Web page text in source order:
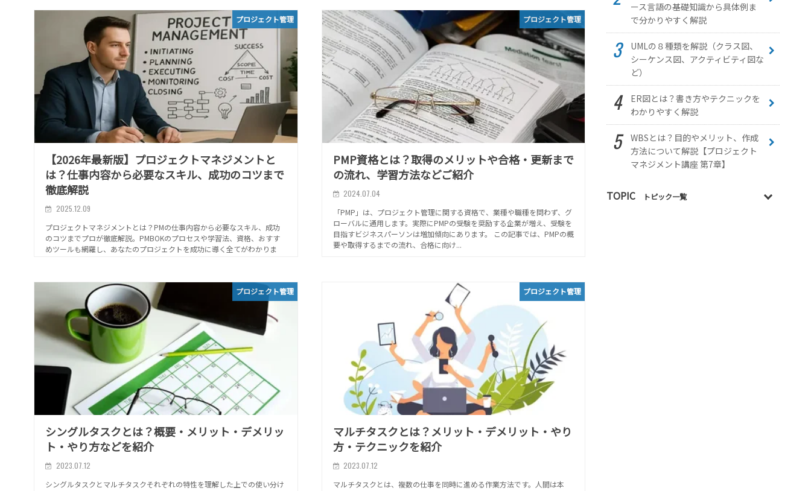
プロジェクト管理
【2026年最新版】プロジェクトマネジメントと
は？仕事内容から必要なスキル、成功のコツまで
徹底解説
2025.12.09
プロジェクトマネジメントとは？PMの仕事内容から必要なスキル、成功
のコツまでプロが徹底解説。PMBOKのプロセスや学習法、資格、おすす
めツールも網羅し、あなたのプロジェクトを成功に導く全てがわかりま
プロジェクト管理
PMP資格とは？取得のメリットや合格・更新まで
の流れ、学習方法などご紹介
2024.07.04
「PMP」は、プロジェクト管理に関する資格で、業種や職種を問わず、グ
ローバルに通用します。実際にPMPの受験を奨励する企業が増え、受験を
目指すビジネスパーソンは増加傾向にあります。 この記事では、PMPの概
要や取得するまでの流れ、合格に向け...
プロジェクト管理
シングルタスクとは？概要・メリット・デメリッ
ト・やり方などを紹介
2023.07.12
シングルタスクとマルチタスクそれぞれの特性を理解した上での使い分け
プロジェクト管理
マルチタスクとは？メリット・デメリット・やり
方・テクニックを紹介
2023.07.12
マルチタスクとは、複数の仕事を同時に進める作業方法です。人間は本
ース言語の基礎知識から具体例ま
で分かりやすく解説
UMLの８種類を解説（クラス図、
シーケンス図、アクティビティ図な
ど）
ER図とは？書き方やテクニックを
わかりやすく解説
WBSとは？目的やメリット、作成
方法について解説【プロジェクト
マネジメント講座 第7章】
TOPIC トピック一覧